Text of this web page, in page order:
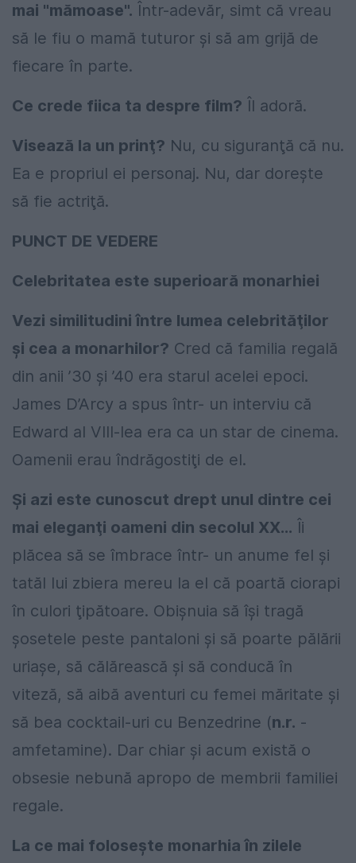
mai "mămoase". Într-adevăr, simt că vreau
să le fiu o mamă tuturor şi să am grijă de
fiecare în parte.
Ce crede fiica ta despre film? Îl adoră.
Visează la un prinţ? Nu, cu siguranţă că nu.
Ea e propriul ei personaj. Nu, dar doreşte
să fie actriţă.
PUNCT DE VEDERE
Celebritatea este superioară monarhiei
Vezi similitudini între lumea celebrităţilor
şi cea a monarhilor? Cred că familia regală
din anii ’30 şi ’40 era starul acelei epoci.
James D’Arcy a spus într- un interviu că
Edward al VIII-lea era ca un star de cinema.
Oamenii erau îndrăgostiţi de el.
Şi azi este cunoscut drept unul dintre cei
mai eleganţi oameni din secolul XX... Îi
plăcea să se îmbrace într- un anume fel şi
tatăl lui zbiera mereu la el că poartă ciorapi
în culori ţipătoare. Obişnuia să îşi tragă
şosetele peste pantaloni şi să poarte pălării
uriaşe, să călărească şi să conducă în
viteză, să aibă aventuri cu femei măritate şi
să bea cocktail-uri cu Benzedrine (n.r. -
amfetamine). Dar chiar şi acum există o
obsesie nebună apropo de membrii familiei
regale.
La ce mai foloseşte monarhia în zilele